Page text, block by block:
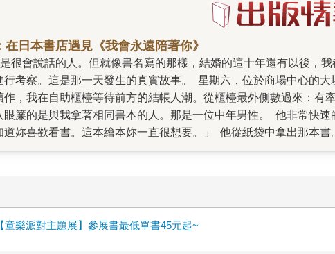
日本書店遇見《我會永遠陪著你》
行考察。這是那一天發生的真實故事。 星期六，位於商場中心的
作，我在自助櫃檯等待前方的結帳人潮。從櫃檯最外側數過來：
眼簾的是與我拿著相同書本的人。那是一位中年男性。 他非常快
妳喜歡看書。這本繪本妳一直很想要。」 他從紙袋中拿出那本
是承諾，是告白，是永遠不變的守護。無論這個世界如何改變，
，所以用這本繪本向你訴說。 在文章的最後，我想將書中我自己
幸福。現在，今天，還有明天。因為有生之年我遇見了你。」 「
童樂派對主題展】參展書最低單書45元起~